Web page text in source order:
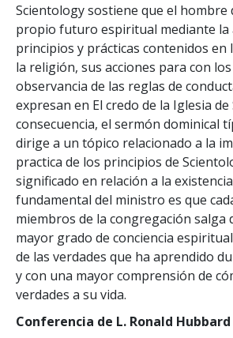
Scientology sostiene que el hombre
propio futuro espiritual mediante la
principios y prácticas contenidos en
la religión, sus acciones para con
observancia de las reglas de
expresan en El credo de la Iglesia de
consecuencia, el sermón dominical
dirige a un tópico relacionado a la
practica de los principios de
significado en relación a la
fundamental del ministro es que
miembros de la congregación salga
mayor grado de conciencia
de las verdades que ha aprendido
y con una mayor comprensión de
verdades a su vida.
Conferencia de L. Ronald Hubbard